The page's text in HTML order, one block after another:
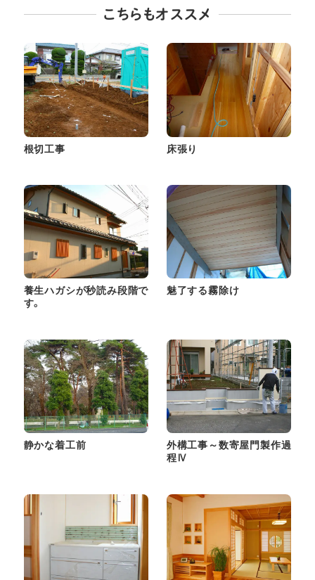
こちらもオススメ
根切工事 床張り
養生ハガシが秒読み段階で
す。
魅了する霧除け
静かな着工前
外構工事～数寄屋門製作過
程Ⅳ